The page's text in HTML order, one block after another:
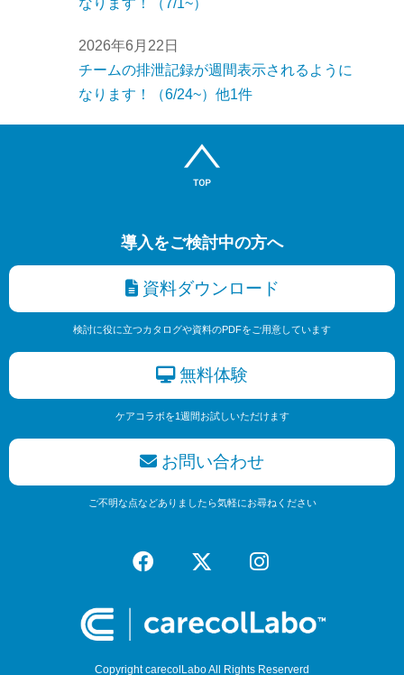
2026年6月22日
チームの排泄記録が週間表示されるように
なります！（6/24~）他1件
導入をご検討中の方へ
資料ダウンロード
検討に役に立つカタログや資料のPDFをご用意しています
無料体験
ケアコラボを1週間お試しいただけます
お問い合わせ
ご不明な点などありましたら気軽にお尋ねください
Copyright carecolLabo All Rights Reserverd